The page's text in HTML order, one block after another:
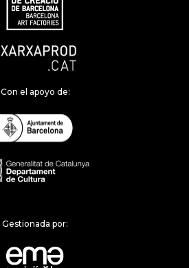
Con el apoyo de:
Gestionada por: